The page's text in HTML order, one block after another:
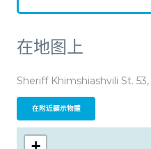
在地图上
Sheriff Khimshiashvili St. 53,
在附近顯示物體
+